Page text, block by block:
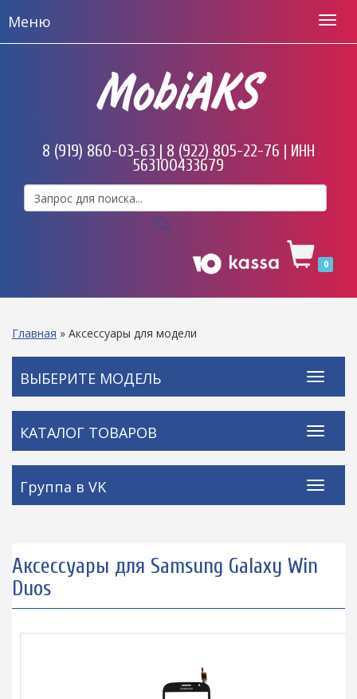
Меню
MobiAKS
8 (919) 860-03-63 | 8 (922) 805-22-76 | ИНН
563100433679
0
Главная » Аксессуары для модели
ВЫБЕРИТЕ МОДЕЛЬ
КАТАЛОГ ТОВАРОВ
Группа в VK
Аксессуары для Samsung Galaxy Win
Duos